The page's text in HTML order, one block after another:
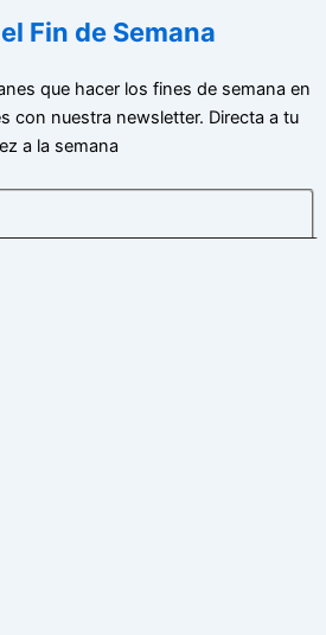
Fin de Semana
que hacer los fines de semana en
con nuestra newsletter. Directa a tu
a la semana